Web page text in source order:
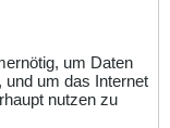
um Daten
um das Internet
nutzen zu